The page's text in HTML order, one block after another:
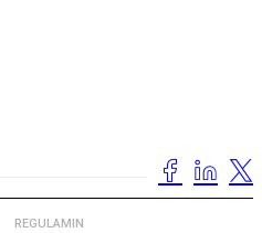
REGULAMIN